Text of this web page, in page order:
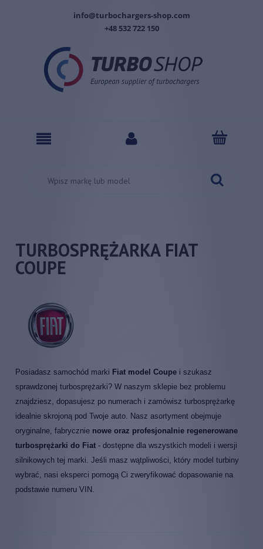
info@turbochargers-shop.com
+48 532 722 150
TURBOSPRĘŻARKA FIAT
COUPE
Posiadasz samochód marki Fiat model Coupe i szukasz
sprawdzonej turbosprężarki? W naszym sklepie bez problemu
znajdziesz, dopasujesz po numerach i zamówisz turbosprężarkę
idealnie skrojoną pod Twoje auto. Nasz asortyment obejmuje
oryginalne, fabrycznie nowe oraz profesjonalnie regenerowane
turbosprężarki do Fiat - dostępne dla wszystkich modeli i wersji
silnikowych tej marki. Jeśli masz wątpliwości, który model turbiny
wybrać, nasi eksperci pomogą Ci zweryfikować dopasowanie na
podstawie numeru VIN.